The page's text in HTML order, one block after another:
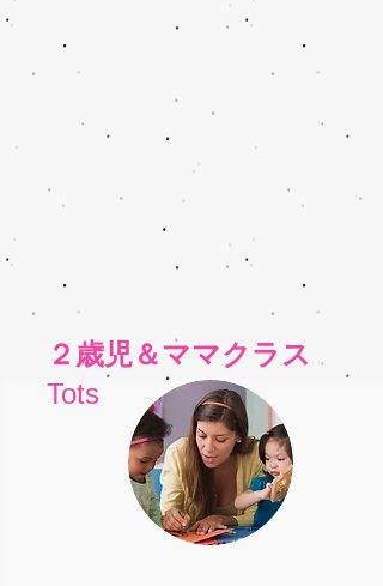
２歳児＆ママクラス
Tots